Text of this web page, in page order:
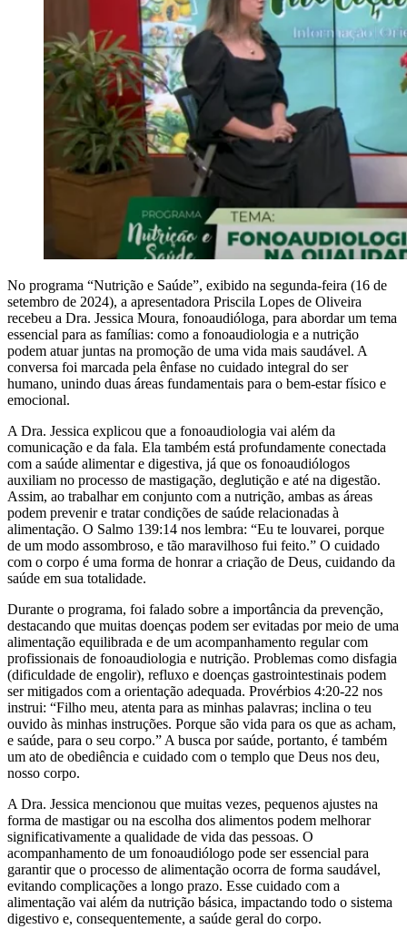
No programa “Nutrição e Saúde”, exibido na segunda-feira (16 de
setembro de 2024), a apresentadora Priscila Lopes de Oliveira
recebeu a Dra. Jessica Moura, fonoaudióloga, para abordar um tema
essencial para as famílias: como a fonoaudiologia e a nutrição
podem atuar juntas na promoção de uma vida mais saudável. A
conversa foi marcada pela ênfase no cuidado integral do ser
humano, unindo duas áreas fundamentais para o bem-estar físico e
emocional.
A Dra. Jessica explicou que a fonoaudiologia vai além da
comunicação e da fala. Ela também está profundamente conectada
com a saúde alimentar e digestiva, já que os fonoaudiólogos
auxiliam no processo de mastigação, deglutição e até na digestão.
Assim, ao trabalhar em conjunto com a nutrição, ambas as áreas
podem prevenir e tratar condições de saúde relacionadas à
alimentação. O Salmo 139:14 nos lembra: “Eu te louvarei, porque
de um modo assombroso, e tão maravilhoso fui feito.” O cuidado
com o corpo é uma forma de honrar a criação de Deus, cuidando da
saúde em sua totalidade.
Durante o programa, foi falado sobre a importância da prevenção,
destacando que muitas doenças podem ser evitadas por meio de uma
alimentação equilibrada e de um acompanhamento regular com
profissionais de fonoaudiologia e nutrição. Problemas como disfagia
(dificuldade de engolir), refluxo e doenças gastrointestinais podem
ser mitigados com a orientação adequada. Provérbios 4:20-22 nos
instrui: “Filho meu, atenta para as minhas palavras; inclina o teu
ouvido às minhas instruções. Porque são vida para os que as acham,
e saúde, para o seu corpo.” A busca por saúde, portanto, é também
um ato de obediência e cuidado com o templo que Deus nos deu,
nosso corpo.
A Dra. Jessica mencionou que muitas vezes, pequenos ajustes na
forma de mastigar ou na escolha dos alimentos podem melhorar
significativamente a qualidade de vida das pessoas. O
acompanhamento de um fonoaudiólogo pode ser essencial para
garantir que o processo de alimentação ocorra de forma saudável,
evitando complicações a longo prazo. Esse cuidado com a
alimentação vai além da nutrição básica, impactando todo o sistema
digestivo e, consequentemente, a saúde geral do corpo.